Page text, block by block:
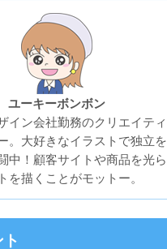
ユーキーボンボン
イン会社勤務のクリエイティ
。大好きなイラストで独立を
中！顧客サイトや商品を光ら
を描くことがモットー。